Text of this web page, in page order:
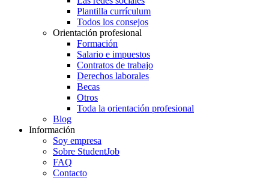
Plantilla currículum
Todos los consejos
Orientación profesional
Formación
Salario e impuestos
Contratos de trabajo
Derechos laborales
Becas
Otros
Toda la orientación profesional
Blog
Información
Soy empresa
Sobre StudentJob
FAQ
Contacto